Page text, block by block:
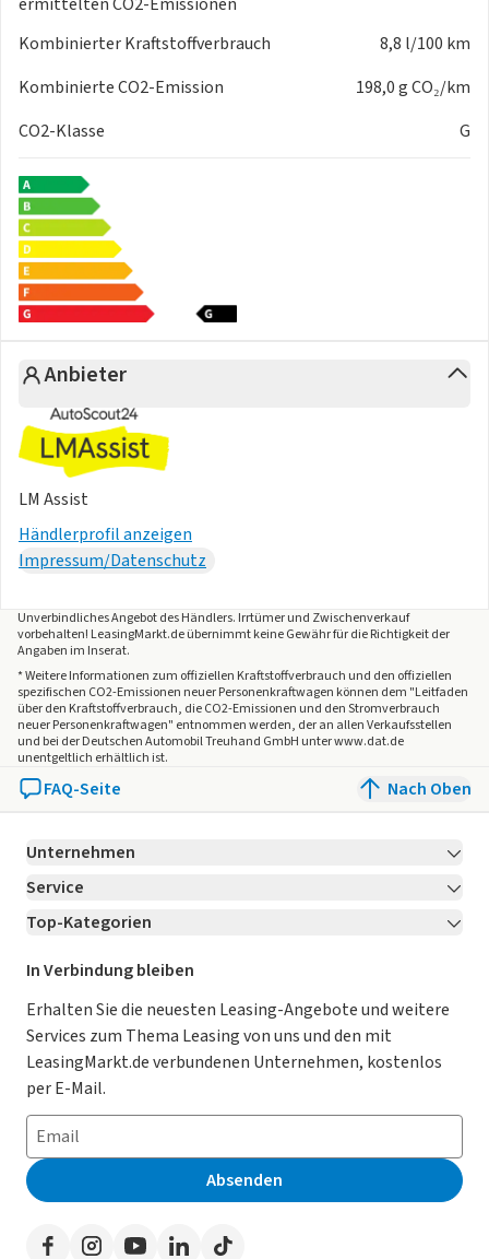
Kombinierter Kraftstoffverbrauch
8,8 l/100 km
Kombinierte CO2-Emission
198,0 g CO₂/km
CO2-Klasse
G
Anbieter
LM Assist
Händlerprofil anzeigen
Impressum/Datenschutz
Unverbindliches Angebot desHändlers. Irrtümer und Zwischenverkauf
vorbehalten! LeasingMarkt.de übernimmt keine Gewähr für die Richtigkeit der
Angaben im Inserat.
* Weitere Informationen zum offiziellen Kraftstoffverbrauch und den offiziellen
spezifischen CO2-Emissionen neuer Personenkraftwagen können dem "Leitfaden
über den Kraftstoffverbrauch, die CO2-Emissionen und den Stromverbrauch
neuer Personenkraftwagen" entnommen werden, der an allen Verkaufsstellen
und bei der Deutschen Automobil Treuhand GmbH unter www.dat.de
unentgeltlich erhältlich ist.
FAQ-Seite Nach Oben
Unternehmen
Über LeasingMarkt.de
Karriere Jetzt bewerben!
Für Händler
Kooperation mit AutoScout24
AGB
Datenschutz
Impressum
Erklärung zur Barrierefreiheit
Presse
Service
Kontakt
Ratgeber
Magazin
Datenschutz-Einstellungen
So funktioniert’s
Häufig gestellte Fragen
Leasing-Lexikon
Auto-Tests
Werben auf LeasingMarkt.de
Top-Kategorien
Leasing Deals
Gebrauchtwagen Leasing
Leasing ohne Anzahlung
E-Auto Leasing
Privatleasing
Leasing-Vergleiche
Herstellerverzeichnis
Händlerverzeichnis
In Verbindung bleiben
Erhalten Sie die neuesten Leasing-Angebote und weitere
Services zum Thema Leasing von uns und den mit
LeasingMarkt.de verbundenen Unternehmen, kostenlos
per E-Mail.
Absenden